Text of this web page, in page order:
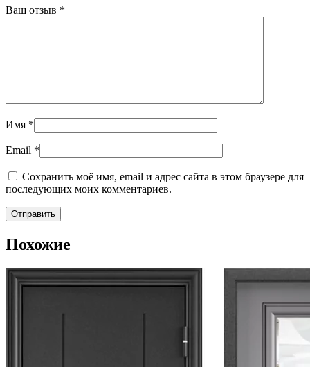
Ваш отзыв *
Имя *
Email *
Сохранить моё имя, email и адрес сайта в этом браузере для
последующих моих комментариев.
Похожие